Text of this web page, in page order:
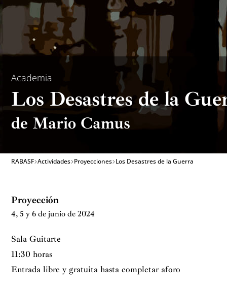
Academia
Los Desastres de la
de Mario Camus
RABASF Actividades Proyecciones Los Desastres de la Guerra
Proyección
4, 5 y 6 de junio de 2024
Sala Guitarte
11:30 horas
Entrada libre y gratuita hasta completar aforo